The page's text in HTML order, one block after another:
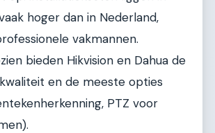
hoger dan in Nederland,
vakmannen.
bieden Hikvision en Dahua de
en de meeste opties
PTZ voor